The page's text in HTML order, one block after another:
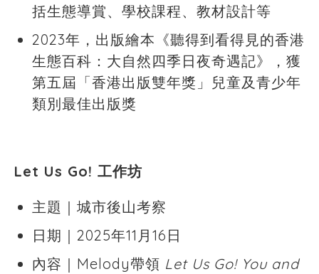
括生態導賞、學校課程、教材設計等
2023年，出版繪本《聽得到看得見的香港
生態百科：大自然四季日夜奇遇記》，獲
第五屆「香港出版雙年獎」兒童及青少年
類別最佳出版獎
Let Us Go! 工作坊
主題｜城市後山考察
日期｜2025年11月16日
內容｜Melody帶領 Let Us Go! You and